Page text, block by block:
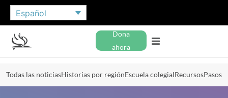
Español
Dona
ahora
Todas las noticiasHistorias por regiónEscuela colegialRecursosPasos